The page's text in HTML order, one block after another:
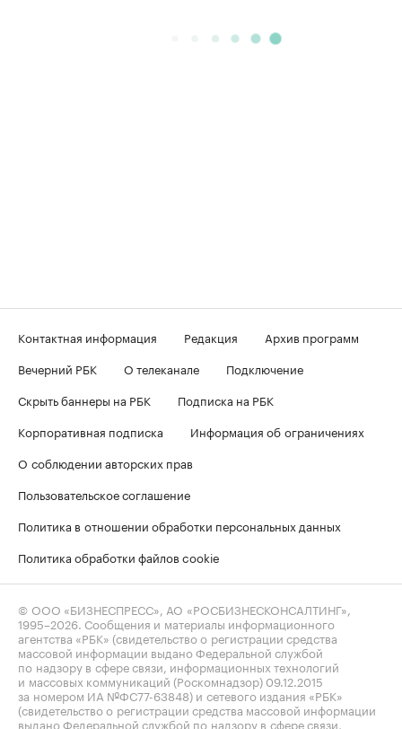
Контактная информация Редакция
Архив программ
Вечерний РБК
О телеканале
Подключение
Скрыть баннеры на РБК
Подписка на РБК
Корпоративная подписка
Информация об ограничениях
О соблюдении авторских прав
Пользовательское соглашение
Политика в отношении обработки персональных данных
Политика обработки файлов cookie
© ООО «БИЗНЕСПРЕСС», АО «РОСБИЗНЕСКОНСАЛТИНГ»,
1995–2026 . Сообщения и материалы информационного
агентства «РБК» (свидетельство о регистрации средства
массовой информации выдано Федеральной службой
по надзору в сфере связи, информационных технологий
и массовых коммуникаций (Роскомнадзор) 09.12.2015
за номером ИА №ФС77-63848) и сетевого издания «РБК»
(свидетельство о регистрации средства массовой информации
выдано Федеральной службой по надзору в сфере связи,